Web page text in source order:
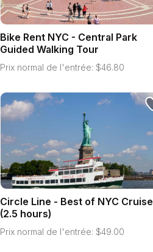
Bike Rent NYC - Central Park
Guided Walking Tour
Prix normal de l'entrée: $46.80
Circle Line - Best of NYC Cruise
(2.5 hours)
Prix normal de l'entrée: $49.00